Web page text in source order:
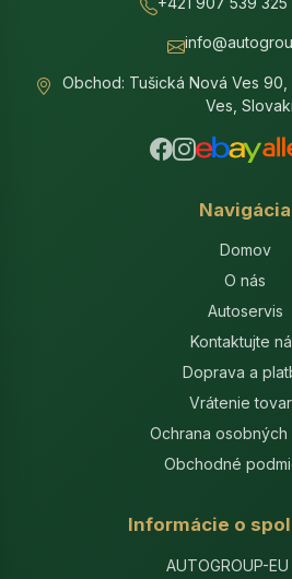
Obchod: Tušická Nová Ves
Ves,
Navigácia
Domov
O nás
Autoservis
Kontaktujte
Doprava a
Vrátenie
Ochrana osobných
Obchodné
Informácie o
AUTOGROUP-EU